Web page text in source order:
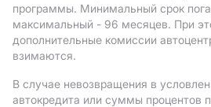
программы. Минимальный срок
максимальный - 96 месяцев. При
дополнительные комиссии
взимаются.
В случае невозвращения в
автокредита или суммы процентов